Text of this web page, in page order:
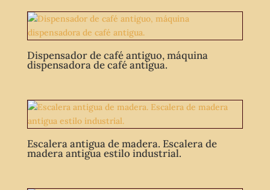
Dispensador de café antiguo, máquina
dispensadora de café antigua.
Escalera antigua de madera. Escalera de
madera antigua estilo industrial.